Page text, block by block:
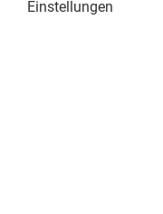
Einstellungen